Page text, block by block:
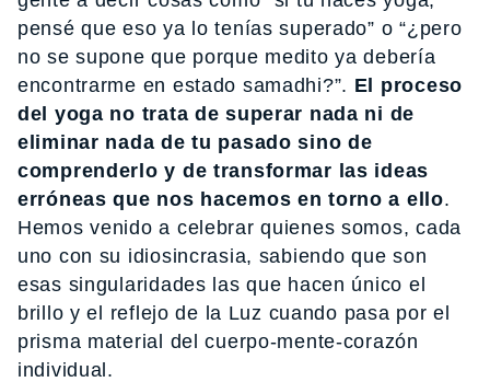
pensé que eso ya lo tenías superado” o “¿pero
no se supone que porque medito ya debería
encontrarme en estado samadhi?”. El proceso
del yoga no trata de superar nada ni de
eliminar nada de tu pasado sino de
comprenderlo y de transformar las ideas
erróneas que nos hacemos en torno a ello.
Hemos venido a celebrar quienes somos, cada
uno con su idiosincrasia, sabiendo que son
esas singularidades las que hacen único el
brillo y el reflejo de la Luz cuando pasa por el
prisma material del cuerpo-mente-corazón
individual.